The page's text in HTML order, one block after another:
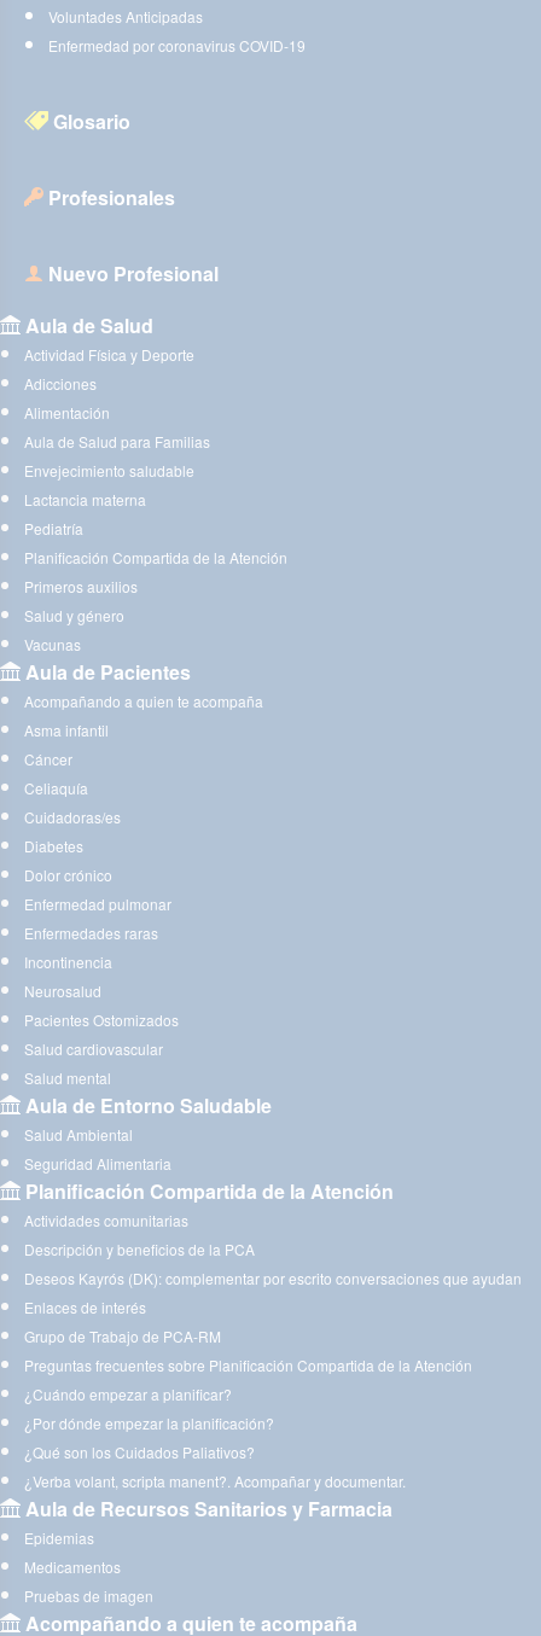
Voluntades Anticipadas
Enfermedad por coronavirus COVID-19
Glosario
Profesionales
Nuevo Profesional
Aula de Salud
Actividad Física y Deporte
Adicciones
Alimentación
Aula de Salud para Familias
Envejecimiento saludable
Lactancia materna
Pediatría
Planificación Compartida de la Atención
Primeros auxilios
Salud y género
Vacunas
Aula de Pacientes
Acompañando a quien te acompaña
Asma infantil
Cáncer
Celiaquía
Cuidadoras/es
Diabetes
Dolor crónico
Enfermedad pulmonar
Enfermedades raras
Incontinencia
Neurosalud
Pacientes Ostomizados
Salud cardiovascular
Salud mental
Aula de Entorno Saludable
Salud Ambiental
Seguridad Alimentaria
Planificación Compartida de la Atención
Actividades comunitarias
Descripción y beneficios de la PCA
Deseos Kayrós (DK): complementar por escrito conversaciones que ayudan
Enlaces de interés
Grupo de Trabajo de PCA-RM
Preguntas frecuentes sobre Planificación Compartida de la Atención
¿Cuándo empezar a planificar?
¿Por dónde empezar la planificación?
¿Qué son los Cuidados Paliativos?
¿Verba volant, scripta manent?. Acompañar y documentar.
Aula de Recursos Sanitarios y Farmacia
Epidemias
Medicamentos
Pruebas de imagen
Acompañando a quien te acompaña